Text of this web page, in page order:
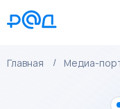
Главная Медиа-